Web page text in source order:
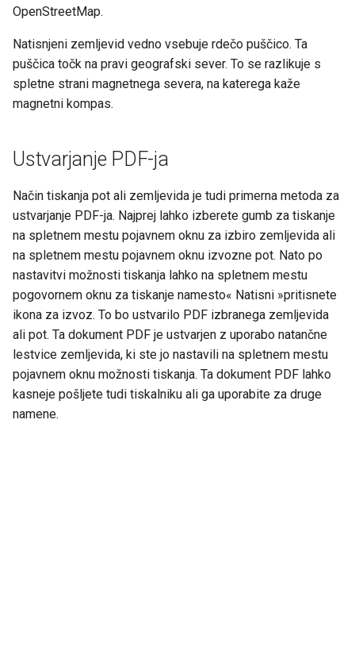
OpenStreetMap.
Natisnjeni zemljevid vedno vsebuje rdečo puščico. Ta
puščica točk na pravi geografski sever. To se razlikuje s
spletne strani magnetnega severa, na katerega kaže
magnetni kompas.
Ustvarjanje PDF-ja
Način tiskanja pot ali zemljevida je tudi primerna metoda za
ustvarjanje PDF-ja. Najprej lahko izberete gumb za tiskanje
na spletnem mestu pojavnem oknu za izbiro zemljevida ali
na spletnem mestu pojavnem oknu izvozne pot. Nato po
nastavitvi možnosti tiskanja lahko na spletnem mestu
pogovornem oknu za tiskanje namesto« Natisni »pritisnete
ikona za izvoz. To bo ustvarilo PDF izbranega zemljevida
ali pot. Ta dokument PDF je ustvarjen z uporabo natančne
lestvice zemljevida, ki ste jo nastavili na spletnem mestu
pojavnem oknu možnosti tiskanja. Ta dokument PDF lahko
kasneje pošljete tudi tiskalniku ali ga uporabite za druge
namene.